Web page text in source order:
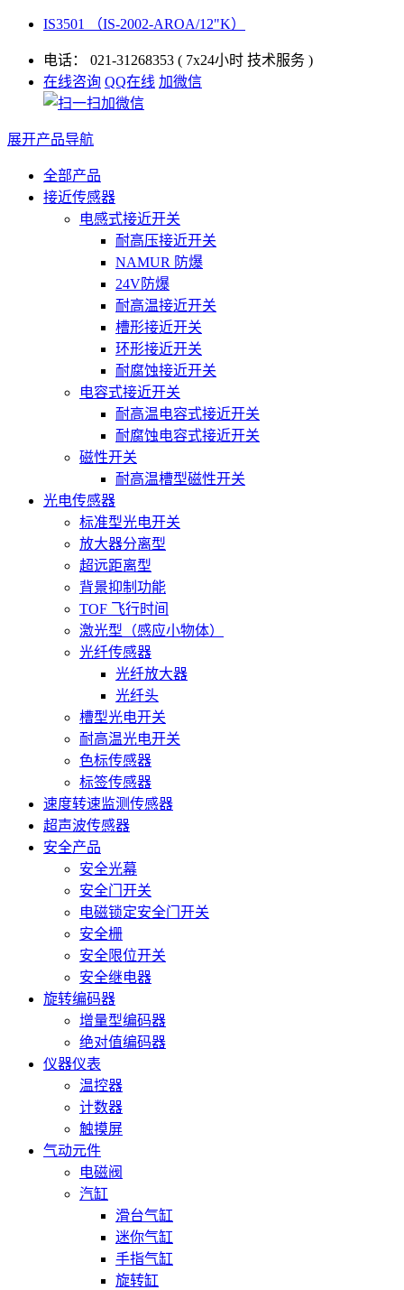
IS3501 （IS-2002-AROA/12"K）
电话： 021-31268353 ( 7x24小时 技术服务 )
在线咨询 QQ在线 加微信
展开产品导航
全部产品
接近传感器
电感式接近开关
耐高压接近开关
NAMUR 防爆
24V防爆
耐高温接近开关
槽形接近开关
环形接近开关
耐腐蚀接近开关
电容式接近开关
耐高温电容式接近开关
耐腐蚀电容式接近开关
磁性开关
耐高温槽型磁性开关
光电传感器
标准型光电开关
放大器分离型
超远距离型
背景抑制功能
TOF 飞行时间
激光型（感应小物体）
光纤传感器
光纤放大器
光纤头
槽型光电开关
耐高温光电开关
色标传感器
标签传感器
速度转速监测传感器
超声波传感器
安全产品
安全光幕
安全门开关
电磁锁定安全门开关
安全栅
安全限位开关
安全继电器
旋转编码器
增量型编码器
绝对值编码器
仪器仪表
温控器
计数器
触摸屏
气动元件
电磁阀
汽缸
滑台气缸
迷你气缸
手指气缸
旋转缸